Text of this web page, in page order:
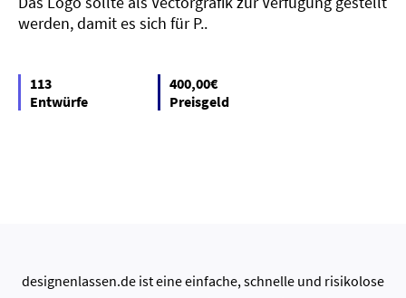
werden, damit es sich für P..
113
Entwürfe
400,00€
Preisgeld
designenlassen.de ist eine einfache, schnelle und risikolose